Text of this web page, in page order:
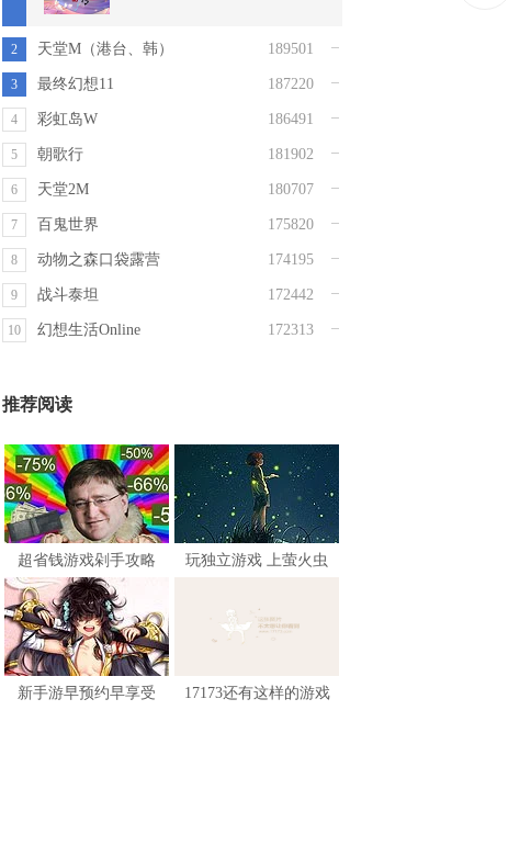
2 天堂M（港台、韩） 189501
3 最终幻想11 187220
4 彩虹岛W 186491
5 朝歌行 181902
6 天堂2M 180707
7 百鬼世界 175820
8 动物之森口袋露营 174195
9 战斗泰坦 172442
10 幻想生活Online 172313
推荐阅读
超省钱游戏剁手攻略 玩独立游戏 上萤火虫
新手游早预约早享受 17173还有这样的游戏